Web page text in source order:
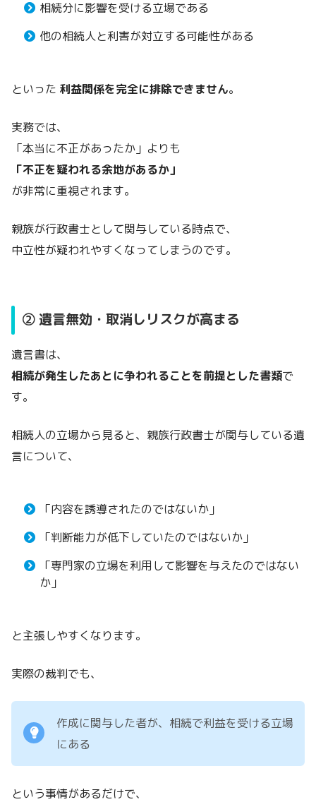
相続分に影響を受ける立場である
他の相続人と利害が対立する可能性がある
といった 利益関係を完全に排除できません。
実務では、
「本当に不正があったか」よりも
「不正を疑われる余地があるか」
が非常に重視されます。
親族が行政書士として関与している時点で、
中立性が疑われやすくなってしまうのです。
② 遺言無効・取消しリスクが高まる
遺言書は、
相続が発生したあとに争われることを前提とした書類で
す。
相続人の立場から見ると、親族行政書士が関与している遺
言について、
「内容を誘導されたのではないか」
「判断能力が低下していたのではないか」
「専門家の立場を利用して影響を与えたのではない
か」
と主張しやすくなります。
実際の裁判でも、
作成に関与した者が、相続で利益を受ける立場
にある
という事情があるだけで、